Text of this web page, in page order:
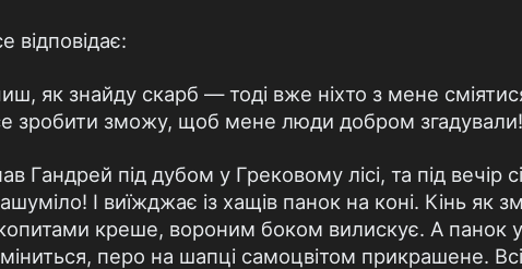
відповідає:
як знайду скарб — тоді вже ніхто з мене
зробити зможу, щоб мене люди добром згадували!
Гандрей під дубом у Грековому лісі, та під вечір
І виїжджає із хащів панок на коні. Кінь як
креше, вороним боком вилискує. А панок
перо на шапці самоцвітом прикрашене.